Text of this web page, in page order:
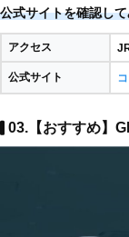
公式サイトを確認し
アクセス
公式サイト
03.【おすすめ】